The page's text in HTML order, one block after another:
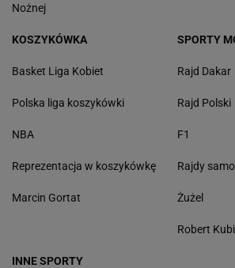
Nożnej
KOSZYKÓWKA
Basket Liga Kobiet
Polska liga koszykówki
NBA
Reprezentacja w koszykówkę
Marcin Gortat
SPORTY
Rajd Dakar
Rajd Polski
F1
Rajdy
Żużel
Robert
INNE SPORTY